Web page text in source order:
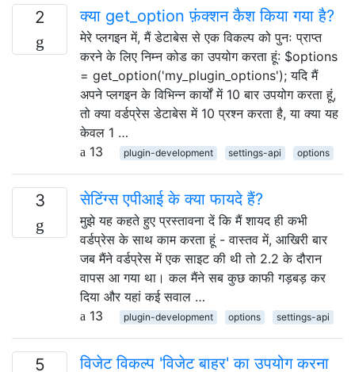
2 क्या get_option फ़ंक्शन कैश किया गया है?
मेरे प्लगइन में, मैं डेटाबेस से एक विकल्प को पुनः प्राप्त
करने के लिए निम्न कोड का उपयोग करता हूं: $options
= get_option('my_plugin_options'); यदि मैं
अपने प्लगइन के विभिन्न कार्यों में 10 बार उपयोग करता हूं,
तो क्या वर्डप्रेस डेटाबेस में 10 प्रश्न करता है, या क्या यह
केवल 1 …
13
plugin-development settings-api options
3 सेटिंग्स एपीआई के क्या फायदे हैं?
मुझे यह कहते हुए प्रस्तावना दें कि मैं शायद ही कभी
वर्डप्रेस के साथ काम करता हूं - वास्तव में, आखिरी बार
जब मैंने वर्डप्रेस में एक साइट की थी तो 2.2 के दौरान
वापस आ गया था। कल मैंने सब कुछ काफी गड़बड़ कर
दिया और यहां कई सवाल …
13
plugin-development options settings-api
5 विजेट विकल्प 'विजेट बाहर' का उपयोग करना